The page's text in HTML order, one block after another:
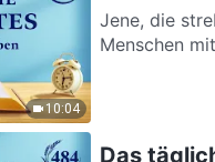
10:04
Jene, die
Menschen
Das